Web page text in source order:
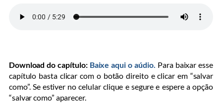
Download do capítulo: Baixe aqui o aúdio. Para baixar esse
capítulo basta clicar com o botão direito e clicar em “salvar
como”. Se estiver no celular clique e segure e espere a opção
“salvar como” aparecer.